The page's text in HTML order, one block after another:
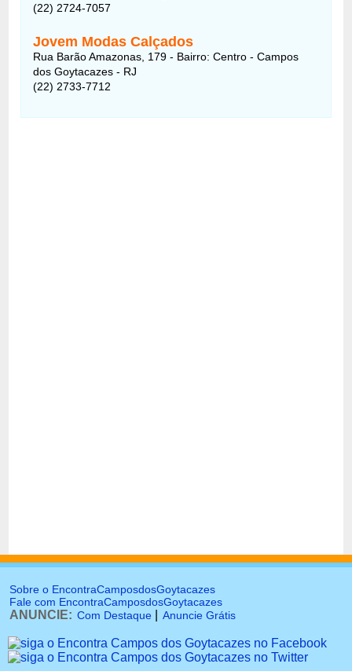
(22) 2724-7057
Jovem Modas Calçados
Rua Barão Amazonas, 179 - Bairro: Centro - Campos
dos Goytacazes - RJ
(22) 2733-7712
Sobre o EncontraCamposdosGoytacazes
Fale com EncontraCamposdosGoytacazes
ANUNCIE: Com Destaque Anuncie Grátis